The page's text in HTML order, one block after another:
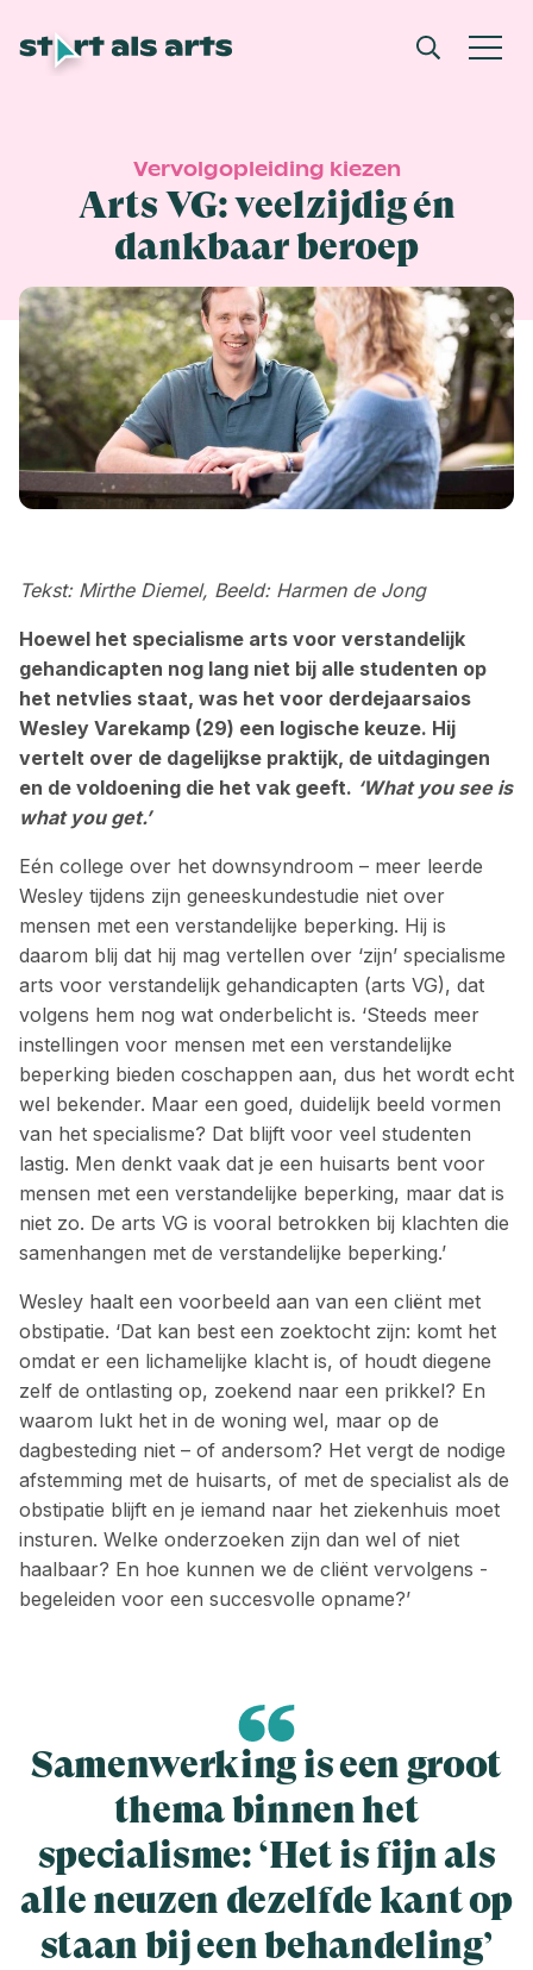
Vervolgopleiding kiezen
Arts VG: veelzijdig én
dankbaar beroep
Tekst: Mirthe Diemel, Beeld: Harmen de Jong
Hoewel het specialisme arts voor ­verstandelijk
gehandicapten nog lang niet bij alle ­studenten op
het netvlies staat, was het voor derdejaarsaios
Wesley Varekamp (29) een logische keuze. Hij
vertelt over de dagelijkse praktijk, de uitdagingen
en de voldoening die het vak geeft. ‘What you see is
what you get.’
Eén college over het down­syndroom – meer leerde
Wesley tijdens zijn geneeskundestudie niet over
mensen met een ­verstandelijke beperking. Hij is
daarom blij dat hij mag vertellen over ‘zijn’ specialisme
arts voor verstandelijk gehandicapten (arts VG), dat
volgens hem nog wat onderbelicht is. ‘Steeds meer
instellingen voor mensen met een verstandelijke
beperking bieden coschappen aan, dus het wordt echt
wel bekender. Maar een goed, duidelijk beeld ­vormen
van het specialisme? Dat blijft voor veel studenten
lastig. Men denkt vaak dat je een huisarts bent voor
mensen met een verstandelijke beperking, maar dat is
niet zo. De arts VG is vooral betrokken bij klachten die
samenhangen met de verstandelijke ­beperking.’
Wesley haalt een voorbeeld aan van een ­cliënt met
obstipatie. ‘Dat kan best een zoektocht zijn: komt het
omdat er een lichamelijke klacht is, of houdt diegene
zelf de ontlasting op, zoekend naar een prikkel? En
waarom lukt het in de woning wel, maar op de
dagbesteding niet – of andersom? Het vergt de nodige
afstemming met de huisarts, of met de ­specialist als de
obstipatie blijft en je iemand naar het ziekenhuis moet
insturen. Welke onderzoeken zijn dan wel of niet
haalbaar? En hoe kunnen we de cliënt vervolgens ­
begeleiden voor een succesvolle opname?’
Samenwerking is een groot
thema ­binnen het
specialisme: ‘Het is fijn als
alle neuzen dezelfde kant op
staan bij een behandeling’